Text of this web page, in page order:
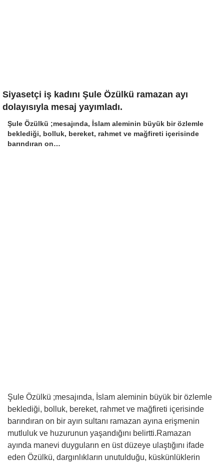
Siyasetçi iş kadını Şule Özülkü ramazan ayı
dolayısıyla mesaj yayımladı.
Şule Özülkü ;mesajında, İslam aleminin büyük bir özlemle
beklediği, bolluk, bereket, rahmet ve mağfireti içerisinde
barındıran on…
Şule Özülkü ;mesajında, İslam aleminin büyük bir özlemle
beklediği, bolluk, bereket, rahmet ve mağfireti içerisinde
barındıran on bir ayın sultanı ramazan ayına erişmenin
mutluluk ve huzurunun yaşandığını belirtti.Ramazan
ayında manevi duyguların en üst düzeye ulaştığını ifade
eden Özülkü, dargınlıkların unutulduğu, küskünlüklerin